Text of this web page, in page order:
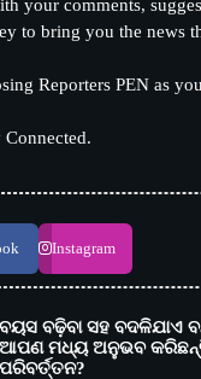
your comments,
to bring you the news
Reporters PEN as
Instagram
ବୟସ ବଢ଼ିବା ସହ ବଦଳିଯାଏ
ଆପଣ ମଧ୍ୟ ଅନୁଭବ
ପରିବର୍ତ୍ତନ?